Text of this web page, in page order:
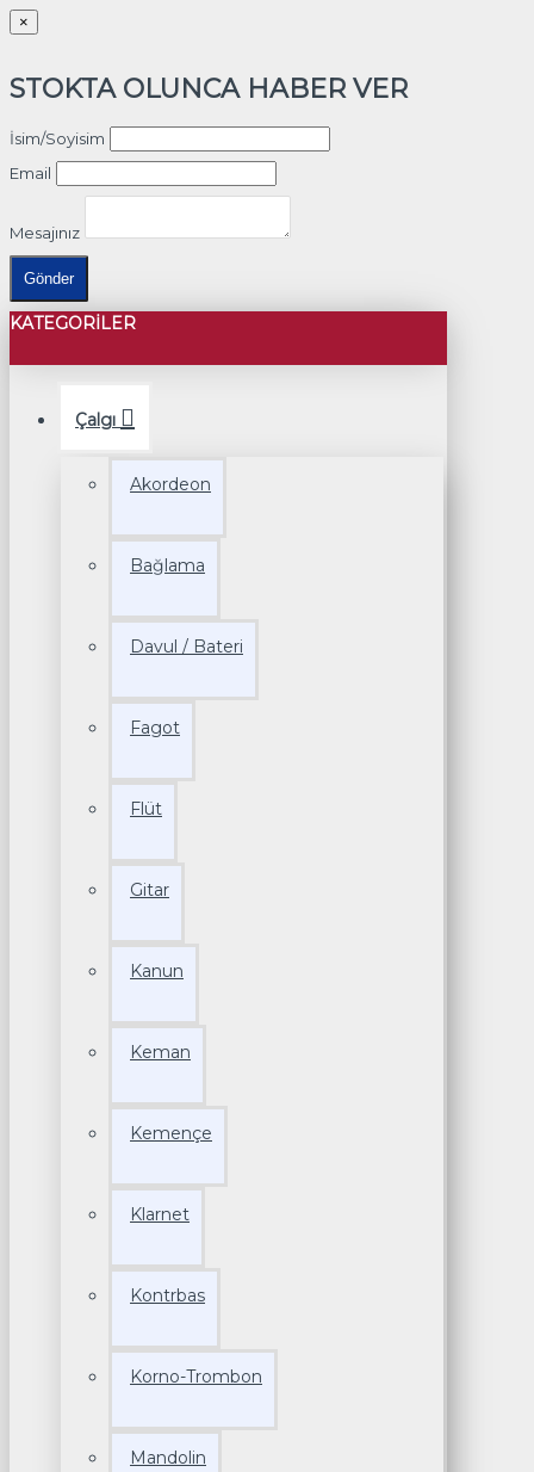
×
STOKTA OLUNCA HABER VER
İsim/Soyisim
Email
Mesajınız
Gönder
KATEGORILER
Çalgı
Akordeon
Bağlama
Davul / Bateri
Fagot
Flüt
Gitar
Kanun
Keman
Kemençe
Klarnet
Kontrbas
Korno-Trombon
Mandolin